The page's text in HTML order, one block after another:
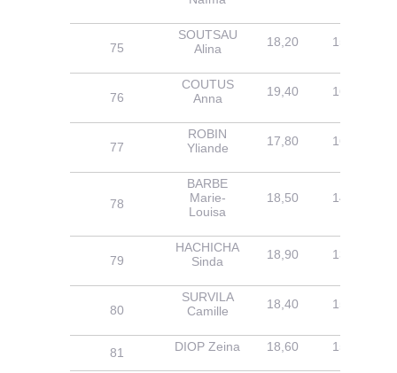
75
SOUTSAU
Alina
18,20 15,40
76
COUTUS
Anna
19,40 16,50
77
ROBIN
Yliande
17,80 16,30
78
BARBE
Marie-
Louisa
18,50 14,10
79
HACHICHA
Sinda
18,90 13,40
80
SURVILA
Camille
18,40 15,30
81 DIOP Zeina 18,60 15,30